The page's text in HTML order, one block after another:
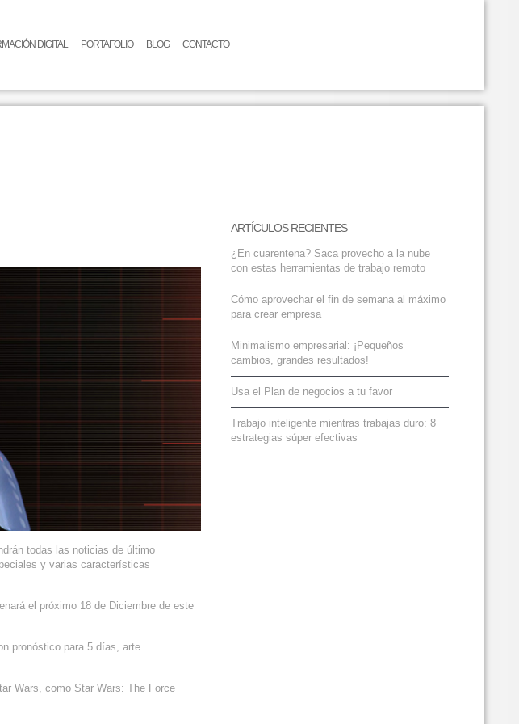
DIGITAL PORTAFOLIO BLOG CONTACTO
todas las noticias de último
y varias características
el próximo 18 de Diciembre de este
pronóstico para 5 días, arte
Wars, como Star Wars: The Force
ARTÍCULOS RECIENTES
¿En cuarentena? Saca provecho a la nube
con estas herramientas de trabajo remoto
Cómo aprovechar el fin de semana al máximo
para crear empresa
Minimalismo empresarial: ¡Pequeños
cambios, grandes resultados!
Usa el Plan de negocios a tu favor
Trabajo inteligente mientras trabajas duro: 8
estrategias súper efectivas